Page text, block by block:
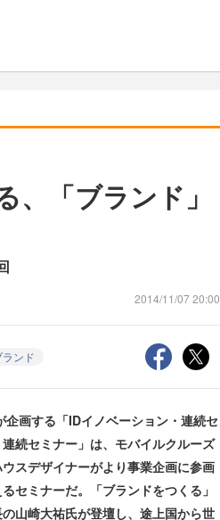
、「ブランド」
2014/11/07 20:00
ランド
画する「IDイノベーション・連続セ
続セミナー」は、モバイルクルーズ
スデザイナーがより事業企画に参画
セミナーだ。「ブランドをつくる」
山崎大祐氏が登壇し、途上国から世